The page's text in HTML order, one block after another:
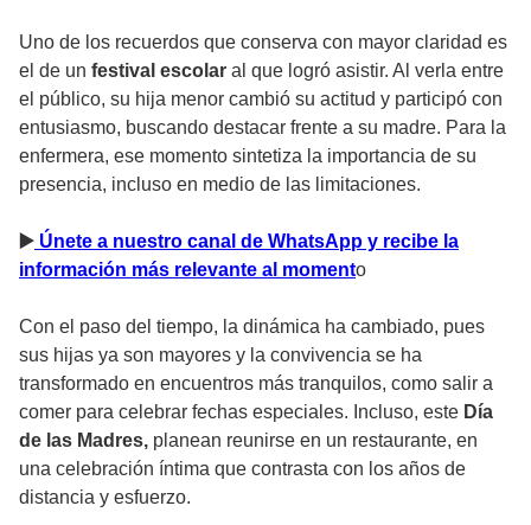
Uno de los recuerdos que conserva con mayor claridad es
el de un festival escolar al que logró asistir. Al verla entre
el público, su hija menor cambió su actitud y participó con
entusiasmo, buscando destacar frente a su madre. Para la
enfermera, ese momento sintetiza la importancia de su
presencia, incluso en medio de las limitaciones.
▶ ️ Únete a nuestro canal de WhatsApp y recibe la
información más relevante al momento
Con el paso del tiempo, la dinámica ha cambiado, pues
sus hijas ya son mayores y la convivencia se ha
transformado en encuentros más tranquilos, como salir a
comer para celebrar fechas especiales. Incluso, este Día
de las Madres, planean reunirse en un restaurante, en
una celebración íntima que contrasta con los años de
distancia y esfuerzo.